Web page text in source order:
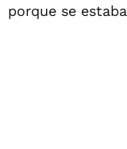
porque se